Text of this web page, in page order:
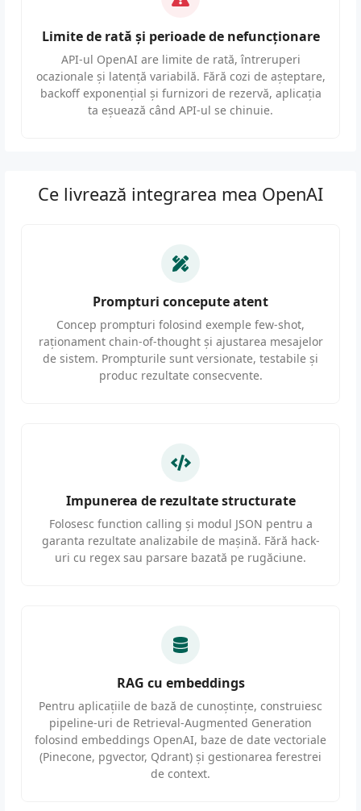
Limite de rată și perioade de nefuncționare
API-ul OpenAI are limite de rată, întreruperi
ocazionale și latență variabilă. Fără cozi de așteptare,
backoff exponențial și furnizori de rezervă, aplicația
ta eșuează când API-ul se chinuie.
Ce livrează integrarea mea OpenAI
Prompturi concepute atent
Concep prompturi folosind exemple few-shot,
raționament chain-of-thought și ajustarea mesajelor
de sistem. Prompturile sunt versionate, testabile și
produc rezultate consecvente.
Impunerea de rezultate structurate
Folosesc function calling și modul JSON pentru a
garanta rezultate analizabile de mașină. Fără hack-
uri cu regex sau parsare bazată pe rugăciune.
RAG cu embeddings
Pentru aplicațiile de bază de cunoștințe, construiesc
pipeline-uri de Retrieval-Augmented Generation
folosind embeddings OpenAI, baze de date vectoriale
(Pinecone, pgvector, Qdrant) și gestionarea ferestrei
de context.